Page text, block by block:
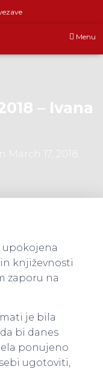
Menu
– Ivana
March 17, 2018
upokojena
književnosti
zaporu na
je bila
bi danes
ponujeno
ugotoviti,